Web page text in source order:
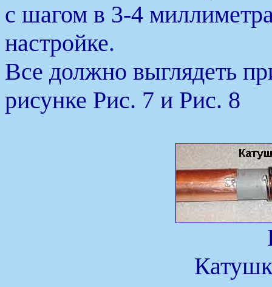
с шагом в 3-4
настройке.
Все должно выглядеть
рисунке Рис. 7 и Рис. 8